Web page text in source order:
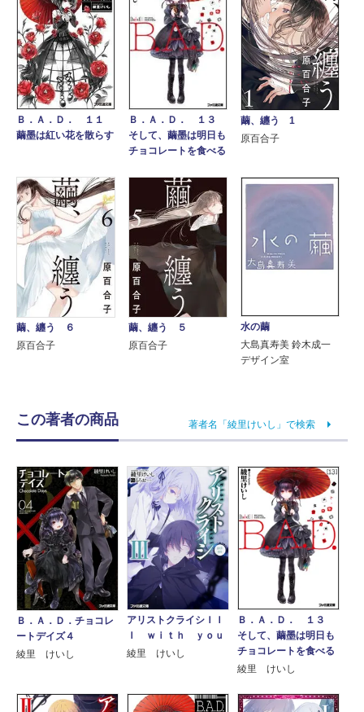
Ｂ．Ａ．Ｄ． １１
繭墨は紅い花を散らす
Ｂ．Ａ．Ｄ． １３
そして、繭墨は明日も
チョコレートを食べる
繭、纏う 1
原百合子
繭、纏う ６
原百合子
繭、纏う ５
原百合子
水の繭
大島真寿美 鈴木成一
デザイン室
この著者の商品 著者名「綾里けいし」で検索
Ｂ．Ａ．Ｄ．チョコレ
ートデイズ４
綾里 けいし
アリストクライシＩＩ
Ｉ ｗｉｔｈ ｙｏｕ
綾里 けいし
Ｂ．Ａ．Ｄ． １３
そして、繭墨は明日も
チョコレートを食べる
綾里 けいし